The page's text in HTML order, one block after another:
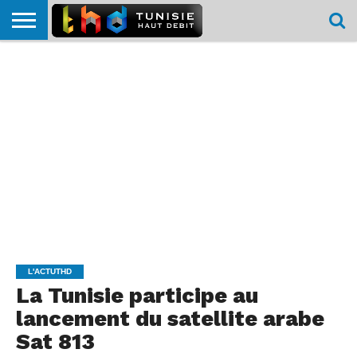
L'ACTUTHD
La Tunisie participe au
lancement du satellite arabe
Sat 813